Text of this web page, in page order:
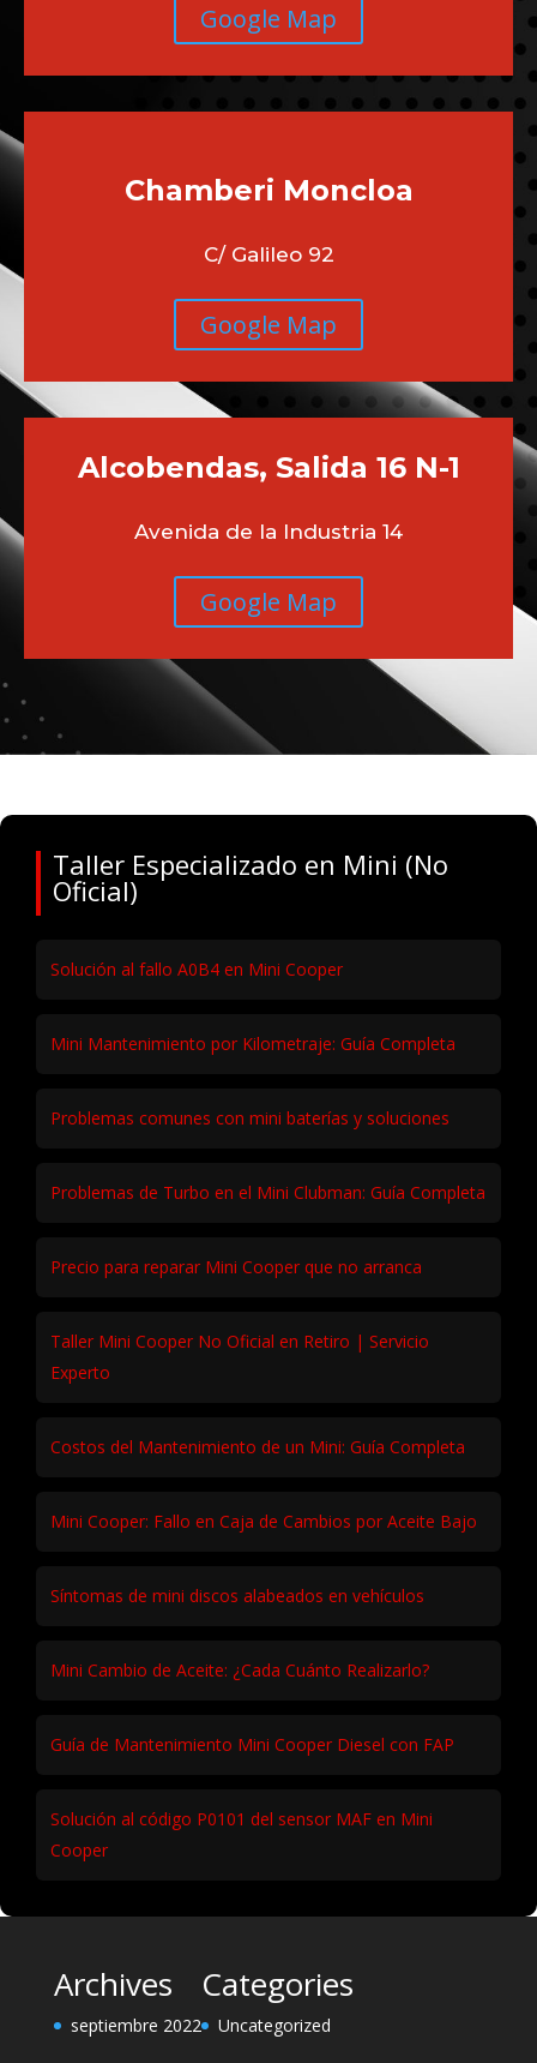
Google Map
Chamberi Moncloa
C/ Galileo 92
Google Map
Alcobendas, Salida 16 N-1
Avenida de la Industria 14
Google Map
Taller Especializado en Mini (No
Oficial)
Solución al fallo A0B4 en Mini Cooper
Mini Mantenimiento por Kilometraje: Guía Completa
Problemas comunes con mini baterías y soluciones
Problemas de Turbo en el Mini Clubman: Guía Completa
Precio para reparar Mini Cooper que no arranca
Taller Mini Cooper No Oficial en Retiro | Servicio
Experto
Costos del Mantenimiento de un Mini: Guía Completa
Mini Cooper: Fallo en Caja de Cambios por Aceite Bajo
Síntomas de mini discos alabeados en vehículos
Mini Cambio de Aceite: ¿Cada Cuánto Realizarlo?
Guía de Mantenimiento Mini Cooper Diesel con FAP
Solución al código P0101 del sensor MAF en Mini
Cooper
Archives
septiembre 2022
Categories
Uncategorized